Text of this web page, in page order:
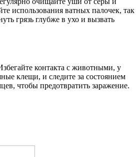
использования ватных палочек, так
грязь глубже в ухо и вызвать
контакта с животными, у
клещи, и следите за состоянием
чтобы предотвратить заражение.